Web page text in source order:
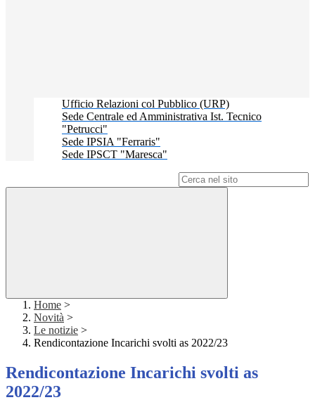
Ufficio Relazioni col Pubblico (URP)
Sede Centrale ed Amministrativa Ist. Tecnico
"Petrucci"
Sede IPSIA "Ferraris"
Sede IPSCT "Maresca"
Home >
Novità >
Le notizie >
Rendicontazione Incarichi svolti as 2022/23
Rendicontazione Incarichi svolti as
2022/23